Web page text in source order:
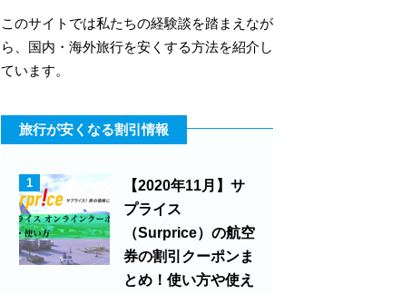
このサイトでは私たちの経験談を踏まえなが
ら、国内・海外旅行を安くする方法を紹介し
ています。
旅行が安くなる割引情報
1
【2020年11月】サ
プライス
（Surprice）の航空
券の割引クーポンま
とめ！使い方や使え